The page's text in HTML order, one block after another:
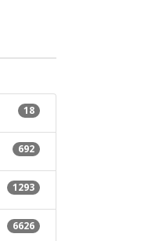
18
692
1293
6626